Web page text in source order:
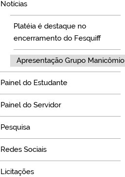
Notícias
Platéia é destaque no
encerramento do Fesquiff
Apresentação Grupo Manicômio
Painel do Estudante
Painel do Servidor
Pesquisa
Redes Sociais
Licitações